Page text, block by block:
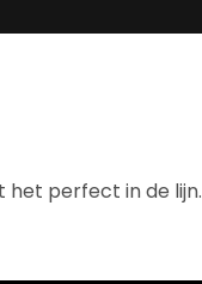
het perfect in de lijn.